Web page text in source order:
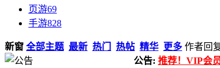
页游69
手游828
新窗 全部主题 最新 热门 热帖 精华 更多 作者回
公告: 推荐！VIP会